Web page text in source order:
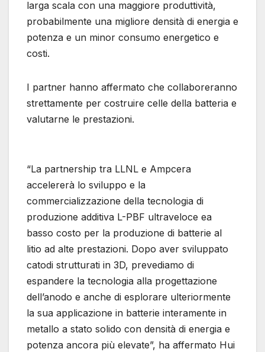
larga scala con una maggiore produttività,
probabilmente una migliore densità di energia e
potenza e un minor consumo energetico e
costi.
I partner hanno affermato che collaboreranno
strettamente per costruire celle della batteria e
valutarne le prestazioni.
“La partnership tra LLNL e Ampcera
accelererà lo sviluppo e la
commercializzazione della tecnologia di
produzione additiva L-PBF ultraveloce ea
basso costo per la produzione di batterie al
litio ad alte prestazioni. Dopo aver sviluppato
catodi strutturati in 3D, prevediamo di
espandere la tecnologia alla progettazione
dell’anodo e anche di esplorare ulteriormente
la sua applicazione in batterie interamente in
metallo a stato solido con densità di energia e
potenza ancora più elevate”, ha affermato Hui